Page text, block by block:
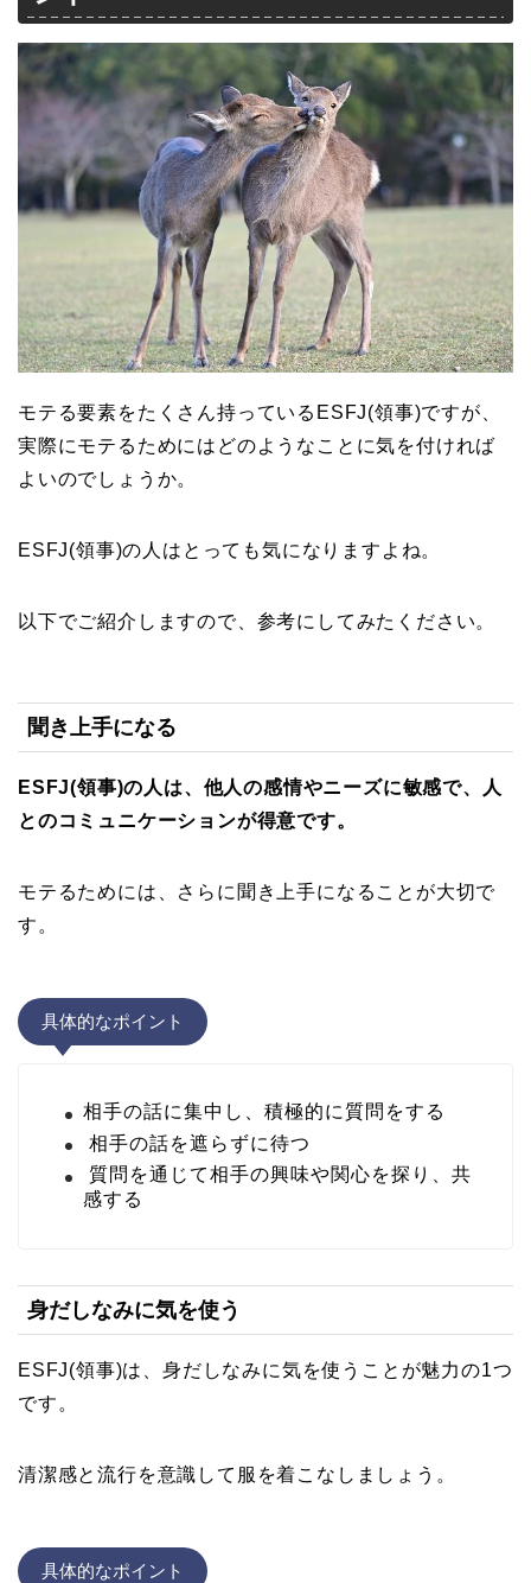
モテる要素をたくさん持っているESFJ(領事)ですが、
実際にモテるためにはどのようなことに気を付ければ
よいのでしょうか。
ESFJ(領事)の人はとっても気になりますよね。
以下でご紹介しますので、参考にしてみたください。
聞き上手になる
ESFJ(領事)の人は、他人の感情やニーズに敏感で、人
とのコミュニケーションが得意です。
モテるためには、さらに聞き上手になることが大切で
す。
具体的なポイント
相手の話に集中し、積極的に質問をする
相手の話を遮らずに待つ
質問を通じて相手の興味や関心を探り、共
感する
身だしなみに気を使う
ESFJ(領事)は、身だしなみに気を使うことが魅力の1つ
です。
清潔感と流行を意識して服を着こなしましょう。
具体的なポイント